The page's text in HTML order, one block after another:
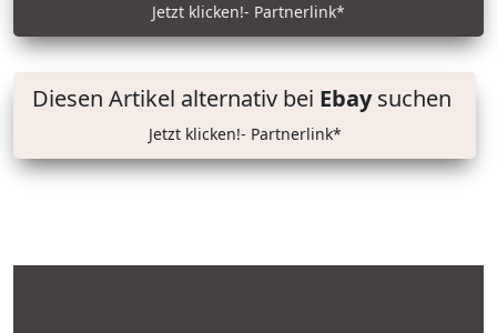
Jetzt klicken!- Partnerlink*
Diesen Artikel alternativ bei Ebaysuchen
Jetzt klicken!- Partnerlink*